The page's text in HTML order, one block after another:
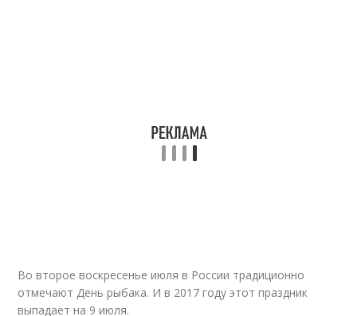
Во второе воскресенье июля в России традиционно
отмечают День рыбака. И в 2017 году этот праздник
выпадает на 9 июля.